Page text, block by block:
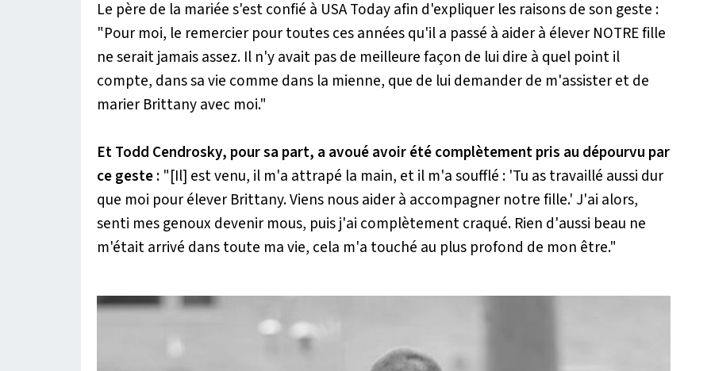
Le père de la mariée s'est confié à USA Todayafin d'expliquer les raisons de son geste :
"Pour moi, le remercier pour toutes ces années qu'il a passé à aider à élever NOTRE fille
ne serait jamais assez. Il n'y avait pas de meilleure façon de lui dire à quel point il
compte, dans sa vie comme dans la mienne, que de lui demander de m'assister et de
marier Brittany avec moi."
Et Todd Cendrosky, pour sa part, a avoué avoir été complètement pris au dépourvu par
ce geste : "[Il] est venu, il m'a attrapé la main, et il m'a soufflé : 'Tu as travaillé aussi dur
que moi pour élever Brittany. Viens nous aider à accompagner notre fille.' J'ai alors,
senti mes genoux devenir mous, puis j'ai complètement craqué. Rien d'aussi beau ne
m'était arrivé dans toute ma vie, cela m'a touché au plus profond de mon être."